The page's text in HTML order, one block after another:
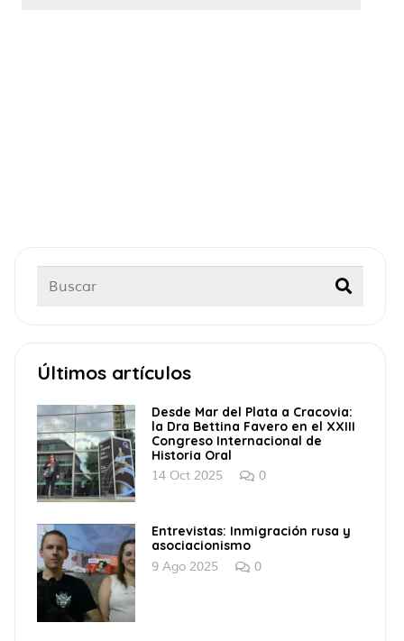
Últimos artículos
Desde Mar del Plata a Cracovia:
la Dra Bettina Favero en el XXIII
Congreso Internacional de
Historia Oral
14 Oct 2025 0
Entrevistas: Inmigración rusa y
asociacionismo
9 Ago 2025 0